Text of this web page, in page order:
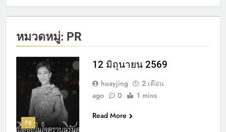
หมวดหมู่: PR
PR
12 มิถุนายน 2569
huayjing
2 เดือน
ago
0
1 mins
Read More